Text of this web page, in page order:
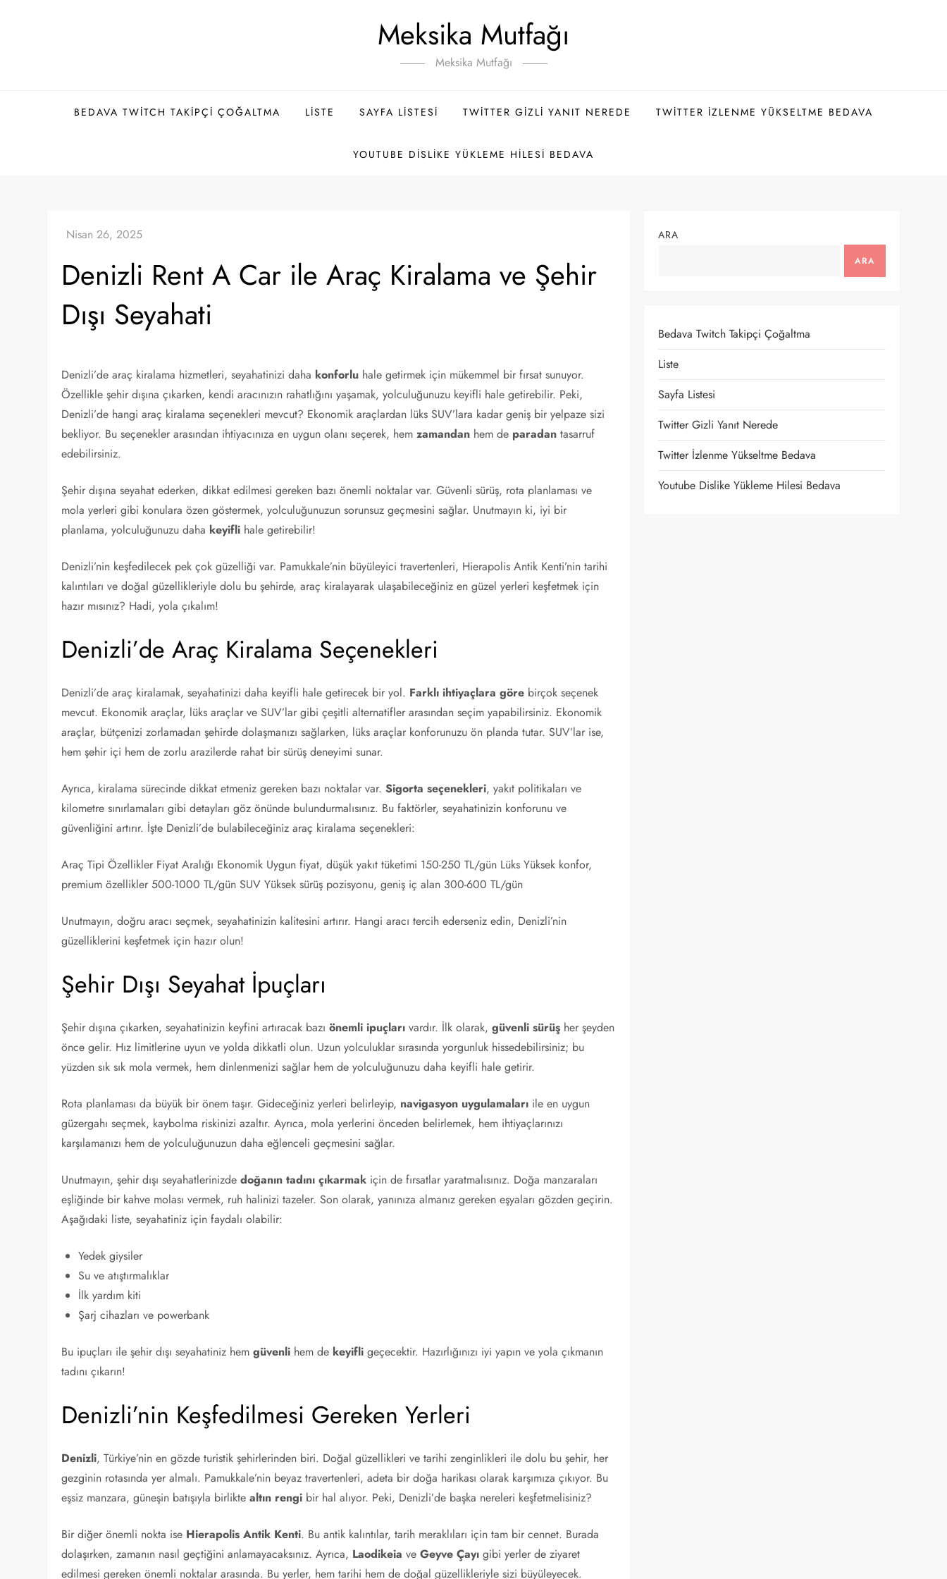
Meksika Mutfağı
Meksika Mutfağı
BEDAVA TWITCH TAKIPÇI ÇOĞALTMA LISTE SAYFA LISTESI TWITTER GIZLI YANIT NEREDE TWITTER İZLENME YÜKSELTME BEDAVA
YOUTUBE DISLIKE YÜKLEME HILESI BEDAVA
Denizli Rent A Car ile Araç Kiralama ve Şehir
Dışı Seyahati
Denizli’de araç kiralama hizmetleri, seyahatinizi daha konforlu hale getirmek için mükemmel bir fırsat sunuyor.
Özellikle şehir dışına çıkarken, kendi aracınızın rahatlığını yaşamak, yolculuğunuzu keyifli hale getirebilir. Peki,
Denizli’de hangi araç kiralama seçenekleri mevcut? Ekonomik araçlardan lüks SUV’lara kadar geniş bir yelpaze sizi
bekliyor. Bu seçenekler arasından ihtiyacınıza en uygun olanı seçerek, hemzamandan hem de paradan tasarruf
edebilirsiniz.
Şehir dışına seyahat ederken, dikkat edilmesi gereken bazı önemli noktalar var. Güvenli sürüş, rota planlaması ve
mola yerleri gibi konulara özen göstermek, yolculuğunuzun sorunsuz geçmesini sağlar. Unutmayın ki, iyi bir
planlama, yolculuğunuzu daha keyifli hale getirebilir!
Denizli’nin keşfedilecek pek çok güzelliği var. Pamukkale’nin büyüleyici travertenleri, Hierapolis Antik Kenti’nin tarihi
kalıntıları ve doğal güzellikleriyle dolu bu şehirde, araç kiralayarak ulaşabileceğiniz en güzel yerleri keşfetmek için
hazır mısınız? Hadi, yola çıkalım!
Denizli’de Araç Kiralama Seçenekleri
Denizli’de araç kiralamak, seyahatinizi daha keyifli hale getirecek bir yol. Farklı ihtiyaçlara göre birçok seçenek
mevcut. Ekonomik araçlar, lüks araçlar ve SUV’lar gibi çeşitli alternatifler arasından seçim yapabilirsiniz. Ekonomik
araçlar, bütçenizi zorlamadan şehirde dolaşmanızı sağlarken, lüks araçlar konforunuzu ön planda tutar. SUV’lar ise,
hem şehir içi hem de zorlu arazilerde rahat bir sürüş deneyimi sunar.
Ayrıca, kiralama sürecinde dikkat etmeniz gereken bazı noktalar var.Sigorta seçenekleri, yakıt politikaları ve
kilometre sınırlamaları gibi detayları göz önünde bulundurmalısınız. Bu faktörler, seyahatinizin konforunu ve
güvenliğini artırır. İşte Denizli’de bulabileceğiniz araç kiralama seçenekleri:
Araç Tipi Özellikler Fiyat Aralığı Ekonomik Uygun fiyat, düşük yakıt tüketimi 150-250 TL/gün Lüks Yüksek konfor,
premium özellikler 500-1000 TL/gün SUV Yüksek sürüş pozisyonu, geniş iç alan 300-600 TL/gün
Unutmayın, doğru aracı seçmek, seyahatinizin kalitesini artırır. Hangi aracı tercih ederseniz edin, Denizli’nin
güzelliklerini keşfetmek için hazır olun!
Şehir Dışı Seyahat İpuçları
Şehir dışına çıkarken, seyahatinizin keyfini artıracak bazıönemli ipuçları vardır. İlk olarak,güvenli sürüş her şeyden
önce gelir. Hız limitlerine uyun ve yolda dikkatli olun. Uzun yolculuklar sırasında yorgunluk hissedebilirsiniz; bu
yüzden sık sık mola vermek, hem dinlenmenizi sağlar hem de yolculuğunuzu daha keyifli hale getirir.
Rota planlaması da büyük bir önem taşır. Gideceğiniz yerleri belirleyip, navigasyon uygulamaları ile en uygun
güzergahı seçmek, kaybolma riskinizi azaltır. Ayrıca, mola yerlerini önceden belirlemek, hem ihtiyaçlarınızı
karşılamanızı hem de yolculuğunuzun daha eğlenceli geçmesini sağlar.
Unutmayın, şehir dışı seyahatlerinizdedoğanın tadını çıkarmak için de fırsatlar yaratmalısınız. Doğa manzaraları
eşliğinde bir kahve molası vermek, ruh halinizi tazeler. Son olarak, yanınıza almanız gereken eşyaları gözden geçirin.
Aşağıdaki liste, seyahatiniz için faydalı olabilir:
Yedek giysiler
Su ve atıştırmalıklar
İlk yardım kiti
Şarj cihazları ve powerbank
Bu ipuçları ile şehir dışı seyahatiniz hemgüvenli hem de keyifli geçecektir. Hazırlığınızı iyi yapın ve yola çıkmanın
tadını çıkarın!
Denizli’nin Keşfedilmesi Gereken Yerleri
Denizli, Türkiye’nin en gözde turistik şehirlerinden biri. Doğal güzellikleri ve tarihi zenginlikleri ile dolu bu şehir, her
gezginin rotasında yer almalı. Pamukkale’nin beyaz travertenleri, adeta bir doğa harikası olarak karşımıza çıkıyor. Bu
eşsiz manzara, güneşin batışıyla birliktealtın rengi bir hal alıyor. Peki, Denizli’de başka nereleri keşfetmelisiniz?
Bir diğer önemli nokta ise Hierapolis Antik Kenti. Bu antik kalıntılar, tarih meraklıları için tam bir cennet. Burada
dolaşırken, zamanın nasıl geçtiğini anlamayacaksınız. Ayrıca, Laodikeia veGeyve Çayı gibi yerler de ziyaret
edilmesi gereken önemli noktalar arasında. Bu yerler, hem tarihi hem de doğal güzellikleriyle sizi büyüleyecek.
ARA
ARA
Bedava Twitch Takipçi Çoğaltma
Liste
Sayfa Listesi
Twitter Gizli Yanıt Nerede
Twitter İzlenme Yükseltme Bedava
Youtube Dislike Yükleme Hilesi Bedava